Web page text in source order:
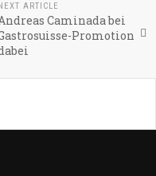
NEXT ARTICLE
Caminada bei
Promotion